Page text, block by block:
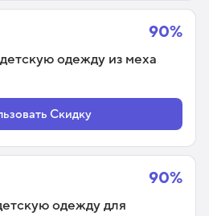
90%
одежду из меха
Скидку
90%
одежду для